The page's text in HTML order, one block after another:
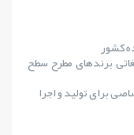
کشور
برندهای مطرح سطح
برای تولید و اجرا